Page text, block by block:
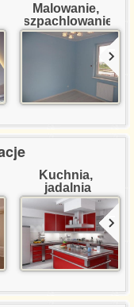
Malowanie,
szpachlowanie
Kuchnia,
jadalnia